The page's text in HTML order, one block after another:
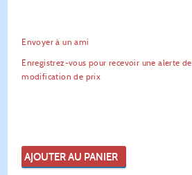
Envoyer à un ami
Enregistrez-vous pour recevoir une alerte de
modification de prix
AJOUTER AU PANIER